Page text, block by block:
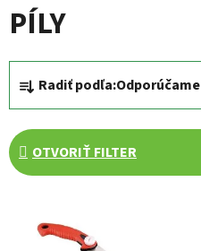
PÍLY
R
d
e
n
Radiť podľa:Odporúčame
OTVORIŤ FILTER